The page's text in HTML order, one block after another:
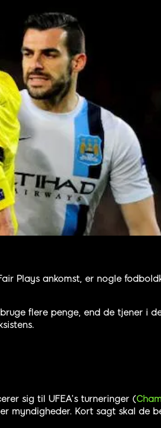
Plays ankomst, er nogle
flere penge, end de tjener i
sig til UFEA’s turneringer (
myndigheder. Kort sagt skal de